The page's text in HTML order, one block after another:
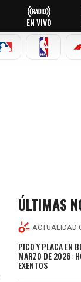
EN VIVO
MLB NBA
ÚLTIMAS
ACTUALIDAD
PICO Y PLACA EN
MARZO DE 2026:
EXENTOS